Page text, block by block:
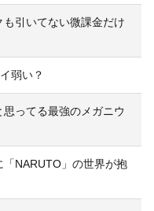
も引いてない微課金だけ
弱い？
思ってる最強のメガニウ
「NARUTO」の世界が抱